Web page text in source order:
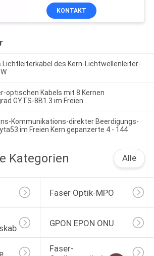
100/200/300 m
Spannweite
KONTAKT
des Kern-Lichtwellenleiter-
optischen Kabels mit 8 Kernen
GYTS-8B1.3 im Freien
Kommunikations-direkter Beerdigungs-
im Freien Kern gepanzerte 4 - 144
Kategorien Alle
Faser Optik-MPO
GPON EPON ONU
Faser-